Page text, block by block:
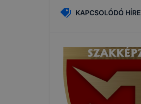
KAPCSOLÓDÓ